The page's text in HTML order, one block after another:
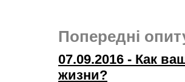
Попередні
07.09.2016 - Как
жизни?